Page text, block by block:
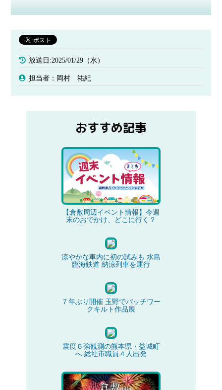
放送日:2025/01/29（水）
担当者：岡村 祐紀
おすすめ記事
【倉敷周辺イベント情報】今週
末のおでかけ、どこに行く？
涼やかな車内に初の試みも 水島
臨海鉄道 納涼列車を運行
７年ぶり開催 玉野でパッチワー
クキルト作品展
震度６強観測の熊本県・益城町
へ 総社市職員４人出発